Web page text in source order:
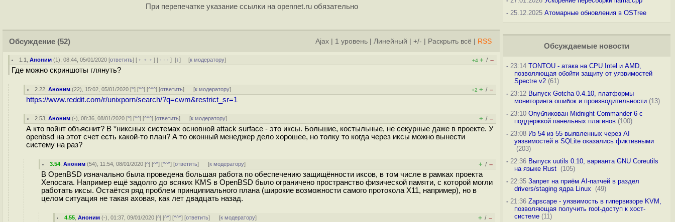
При перепечатке указание ссылки на opennet.ru обязательно
Обсуждение (52) Ajax 1 уровень Линейный +/- Раскрыть всё RSS
1.1 ,Аноним (1), 08:44, 05/01/2020 [ответить] [ ﹢﹢﹢] [ · · ·][↓] [к модератору] +4 + / –
Где можно скриншоты глянуть?
2.22 ,Аноним (22), 15:02, 05/01/2020 [^] [^^] [^^^] [ответить] [к модератору] +2 + / –
https://www.reddit.com/r/unixporn/search/?q=cwm&restrict_sr=1
2.53 ,Аноним (-), 08:36, 08/01/2020 [^] [^^] [^^^] [ответить] [к модератору] + / –
А кто пойнт объяснит? В *никсных системах основной attack surface - это иксы. Большие, костыльные, не секурные даже в проекте. У
openbsd на этот счет есть какой-то план? А то оконный менеджер дело хорошее, но толку то когда через иксы можно вынести
систему на раз?
3.54 ,Аноним (54), 11:54, 08/01/2020 [^] [^^] [^^^] [ответить] [к модератору] + / –
В OpenBSD изначально была проведена большая работа по обеспечению защищённости иксов, в том числе в рамках проекта
Xenocara. Например ещё задолго до всяких KMS в OpenBSD было ограничено пространство физической памяти, с которой могли
работать иксы. Остаётся ряд проблем принципиального плана (широкие возможности самого протокола X11, например), но в
целом ситуация не такая аховая, как лет двадцать назад.
4.55 ,Аноним (-), 01:37, 09/01/2020 [^] [^^] [^^^] [ответить] [к модератору] + / –
-25.12.2025 Атомарные обновления в OSTree
Обсуждаемые новости
-23:14 TONTOU - атака на CPU Intel и AMD,
позволяющая обойти защиту от уязвимостей
Spectre v2(61)
-23:12 Выпуск Gotcha 0.4.10, платформы
мониторинга ошибок и производительности(13)
-23:10 Опубликован Midnight Commander 6 c
поддержкой панельных плагинов(100)
-23:08 Из 54 из 55 выявленных через AI
уязвимостей в SQLite оказались фиктивными
(203)
-22:36 Выпуск uutils 0.10, варианта GNU Coreutils
на языке Rust (105)
-22:35 Запрет на приём AI-патчей в раздел
drivers/staging ядра Linux
(49)
-21:36 Zapscape - уязвимость в гипервизоре KVM,
позволяющая получить root-доступ к хост-
системе(11)